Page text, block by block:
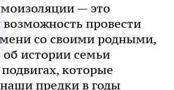
— это
возможность провести
со своими родными,
об истории семьи
которые
предки в годы